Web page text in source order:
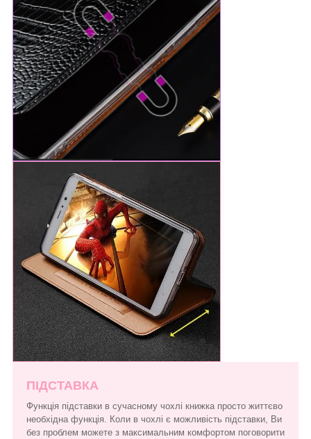
ПІДСТАВКА
Функція підставки в сучасному чохлі книжка просто життєво
необхідна функція. Коли в чохлі є можливість підставки, Ви
без проблем можете з максимальним комфортом поговорити